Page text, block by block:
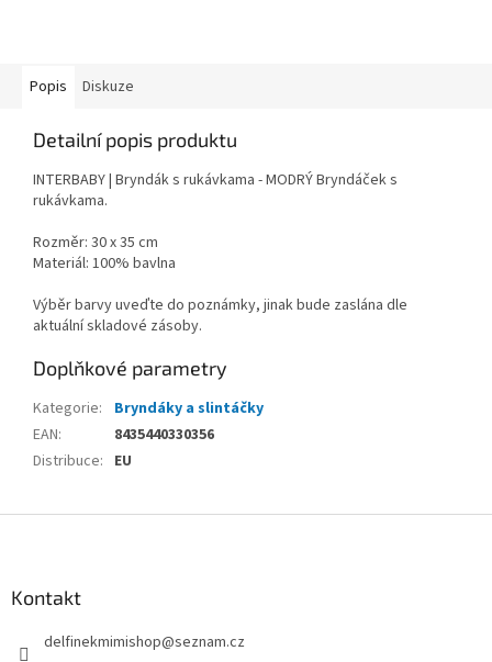
Popis Diskuze
Detailní popis produktu
INTERBABY | Bryndák s rukávkama - MODRÝ Bryndáček s
rukávkama.
Rozměr: 30 x 35 cm
Materiál: 100% bavlna
Výběr barvy uveďte do poznámky, jinak bude zaslána dle
aktuální skladové zásoby.
Doplňkové parametry
Kategorie:
Bryndáky a slintáčky
EAN:
8435440330356
Distribuce: EU
Kontakt
delfinekmimishop@seznam.cz